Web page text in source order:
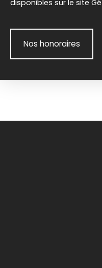
disponibles sur le site
Nos honoraires